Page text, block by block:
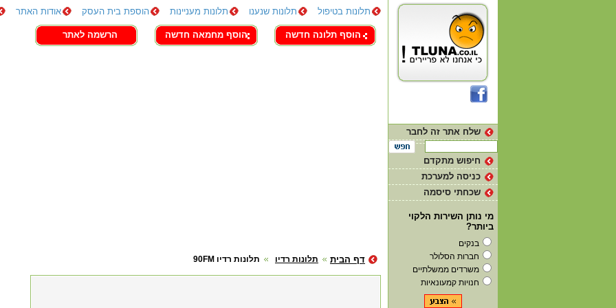
תלונות בטיפול תלונות שנענו תלונות מעניינות הוספת בית העסק אודות האתר
צור קשר
הוסף תלונה חדשה הוסף מחמאה חדשה הרשמה לאתר
תלונות רדיו 90FM תלונות רדיו דף הבית
שלח אתר זה לחבר
חיפוש מתקדם
כניסה למערכת
שכחתי סיסמה
מי נותן השירות הלקוי
ביותר?
בנקים
חברות הסלולר
משרדים ממשלתיים
חנויות קמעונאיות